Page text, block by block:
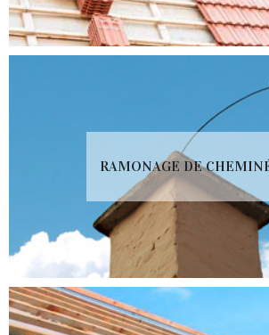
RAMONAGE DE